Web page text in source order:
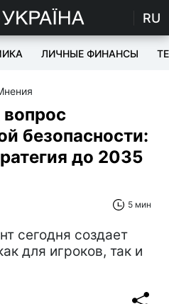
RU
ЛИЧНЫЕ ФИНАНСЫ
безопасности:
до 2035
5 мин
сегодня создает
для игроков, так и